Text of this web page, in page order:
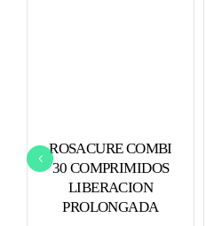
ROSACURE COMBI
30 COMPRIMIDOS
LIBERACION
PROLONGADA